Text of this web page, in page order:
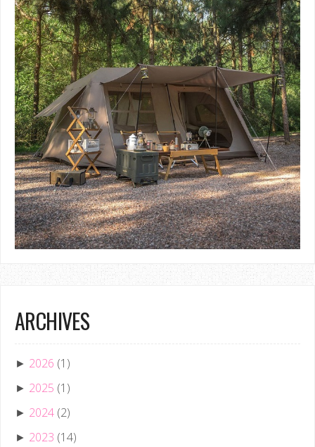
ARCHIVES
► 2026 (1)
► 2025 (1)
► 2024 (2)
► 2023 (14)